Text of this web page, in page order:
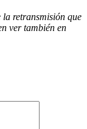
la retransmisión que
ver también en